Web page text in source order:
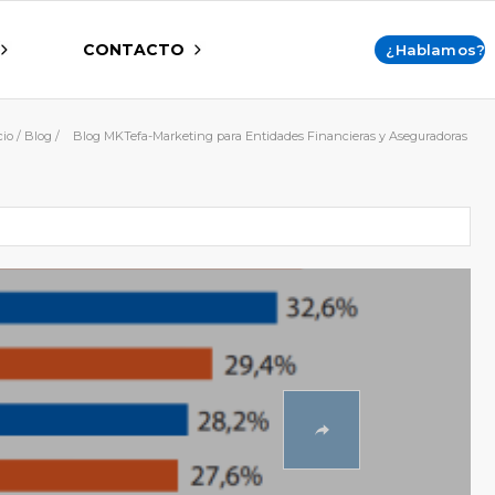
CONTACTO ¿Hablamos?
/ Blog / Blog MKTefa-Marketing para Entidades Financieras y Aseguradoras